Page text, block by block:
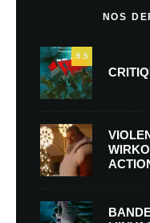
NOS
9.5